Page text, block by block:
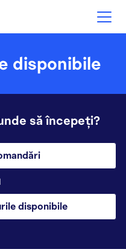
disponibile
să începeți?
disponibile